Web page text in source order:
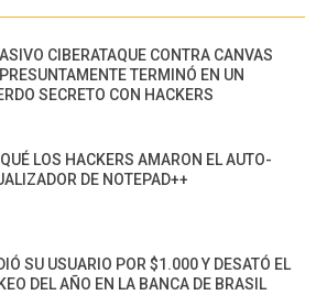
CIBERATAQUE CONTRA CANVAS
TERMINÓ EN UN
SECRETO CON HACKERS
LOS HACKERS AMARON EL AUTO-
DE NOTEPAD++
SU USUARIO POR $1.000 Y DESATÓ EL
DEL AÑO EN LA BANCA DE BRASIL